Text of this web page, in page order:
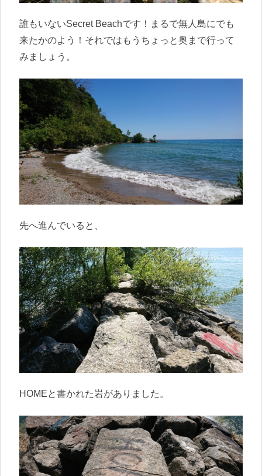
誰もいないSecret Beachです！まるで無人島にでも
来たかのよう！それではもうちょっと奥まで行って
みましょう。
先へ進んでいると、
HOMEと書かれた岩がありました。